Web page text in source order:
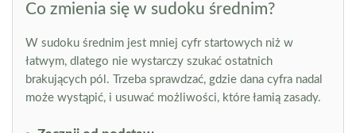
Co zmienia się w sudoku średnim?
W sudoku średnim jest mniej cyfr startowych niż w
łatwym, dlatego nie wystarczy szukać ostatnich
brakujących pól. Trzeba sprawdzać, gdzie dana cyfra nadal
może wystąpić, i usuwać możliwości, które łamią zasady.